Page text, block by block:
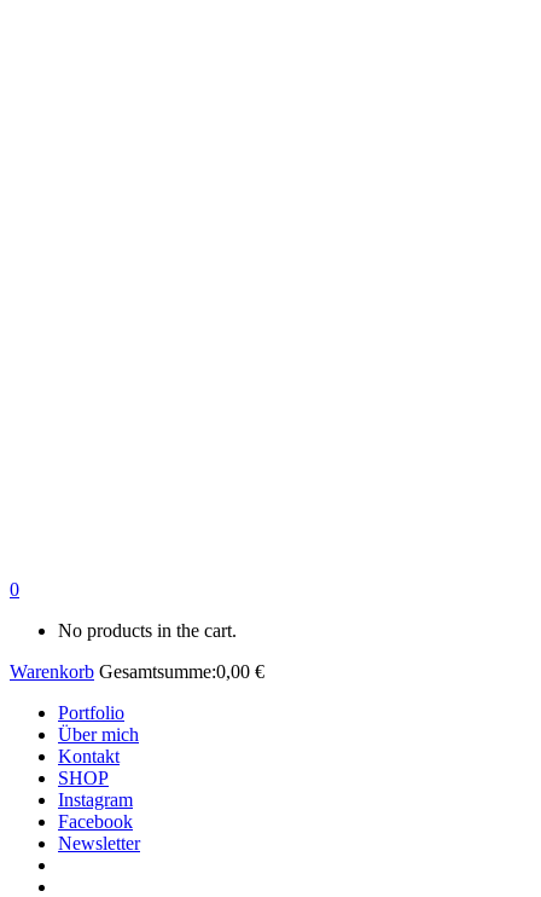
0
No products in the cart.
Warenkorb Gesamtsumme:0,00 €
Portfolio
Über mich
Kontakt
SHOP
Instagram
Facebook
Newsletter